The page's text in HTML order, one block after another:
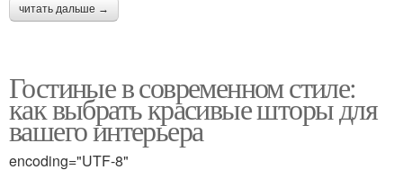
читать дальше →
Гостиные в современном стиле:
как выбрать красивые шторы для
вашего интерьера
encoding="UTF-8"